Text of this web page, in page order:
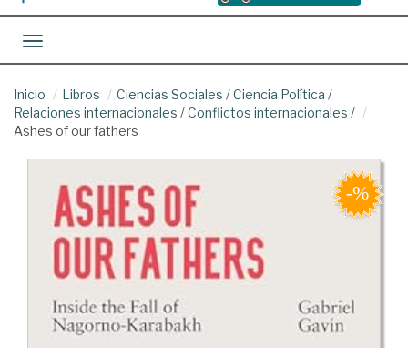
Toggle navigation
Inicio Libros Ciencias Sociales /Ciencia Política /
Relaciones internacionales /Conflictos internacionales /
Ashes of our fathers